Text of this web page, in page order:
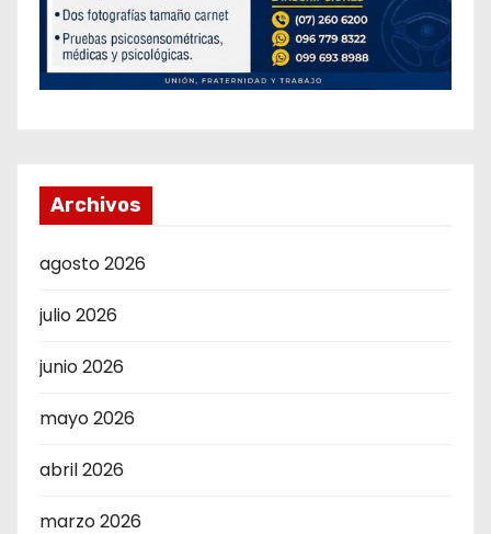
Archivos
agosto 2026
julio 2026
junio 2026
mayo 2026
abril 2026
marzo 2026